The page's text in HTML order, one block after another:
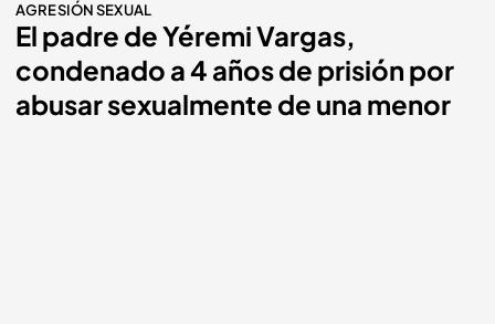
AGRESIÓN SEXUAL
El padre de Yéremi Vargas,
condenado a 4 años de prisión por
abusar sexualmente de una menor